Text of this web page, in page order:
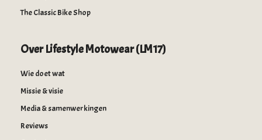
The Classic Bike Shop
Over Lifestyle Motowear (LM17)
Wie doet wat
Missie & visie
Media & samenwerkingen
Reviews